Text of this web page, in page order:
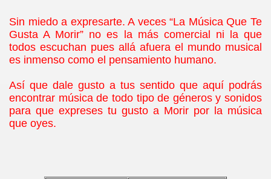
Sin miedo a expresarte. A veces “La Música Que Te
Gusta A Morir” no es la más comercial ni la que
todos escuchan pues allá afuera el mundo musical
es inmenso como el pensamiento humano.
Así que dale gusto a tus sentido que aquí podrás
encontrar música de todo tipo de géneros y sonidos
para que expreses tu gusto a Morir por la música
que oyes.